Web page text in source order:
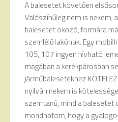
A balesetet követően
Valószínűleg nem is nekem,
balesetet okozó, formára
szemlélő lakónak. Egy
105, 107 ingyen hívható
magában a kerékpárosban
járműbalesetekhez
nyilván nekem is
szemtanú, mind a
mondhatom, hogy a